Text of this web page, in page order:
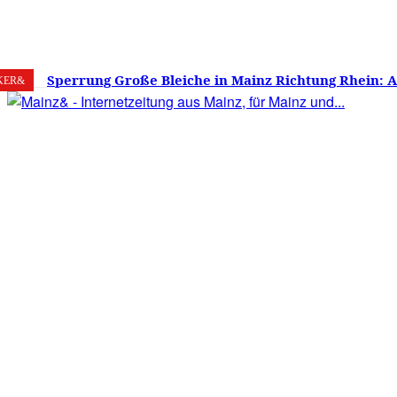
7. August 2026 22 Mainz
Sperrung Große Bleiche in Mainz Richtung Rhein:
verwirrt, Mainzer stinksauer – Haben die Mainzer